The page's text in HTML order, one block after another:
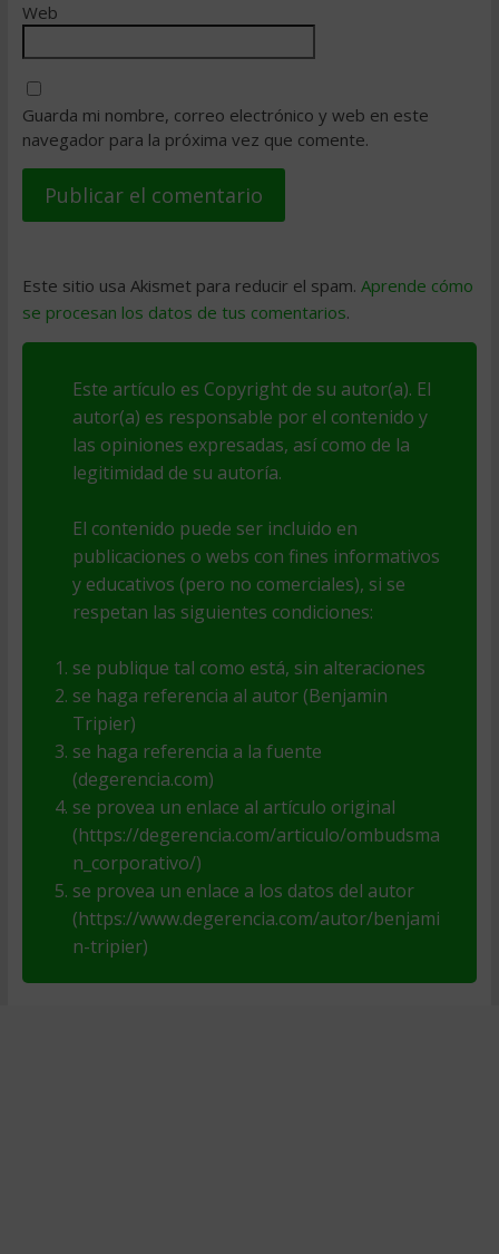
Web
Guarda mi nombre, correo electrónico y web en este
navegador para la próxima vez que comente.
Este sitio usa Akismet para reducir el spam. Aprende cómo
se procesan los datos de tus comentarios.
Este artículo es Copyright de su autor(a). El
autor(a) es responsable por el contenido y
las opiniones expresadas, así como de la
legitimidad de su autoría.
El contenido puede ser incluido en
publicaciones o webs con fines informativos
y educativos (pero no comerciales), si se
respetan las siguientes condiciones:
se publique tal como está, sin alteraciones
se haga referencia al autor (Benjamin
Tripier)
se haga referencia a la fuente
(degerencia.com)
se provea un enlace al artículo original
(https://degerencia.com/articulo/ombudsma
n_corporativo/)
se provea un enlace a los datos del autor
(https://www.degerencia.com/autor/benjami
n-tripier)